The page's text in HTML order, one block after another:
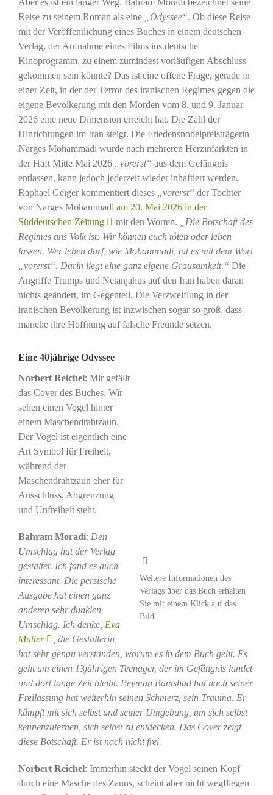
Reise zu seinem Roman als eine
„Odyssee“. Ob diese Reise
mit der Veröffentlichung eines Buches in einem deutschen
Verlag, der Aufnahme eines Films ins deutsche
Kinoprogramm, zu einem zumindest vorläufigen Abschluss
gekommen sein könnte? Das ist eine offene Frage, gerade in
einer Zeit, in der der Terror des iranischen Regimes gegen die
eigene Bevölkerung mit den Morden vom 8. und 9. Januar
2026 eine neue Dimension erreicht hat. Die Zahl der
Hinrichtungen im Iran steigt. Die Friedensnobelpreisträgerin
Narges Mohammadi wurde nach mehreren Herzinfarkten in
der Haft Mitte Mai 2026
„vorerst“ aus dem Gefängnis
entlassen, kann jedoch jederzeit wieder inhaftiert werden.
Raphael Geiger kommentiert dieses
„vorerst“ der Tochter
von Narges Mohammadi am 20. Mai 2026 in der
Süddeutschen Zeitung
mit den Worten.
„Die Botschaft des
Regimes ans Volk ist: Wir können euch töten oder leben
lassen. Wer leben darf, wie Mohammadi, tut es mit dem Wort
„vorerst“. Darin liegt eine ganz eigene Grausamkeit.“ Die
Angriffe Trumps und Netanjahus auf den Iran haben daran
nichts geändert, im Gegenteil. Die Verzweiflung in der
iranischen Bevölkerung ist inzwischen sogar so groß, dass
manche ihre Hoffnung auf falsche Freunde setzen.
Eine 40jährige Odyssee
Weitere Informationen des
Verlags über das Buch erhalten
Sie mit einem Klick auf das
Bild.
Norbert Reichel: Mir gefällt
das Cover des Buches. Wir
sehen einen Vogel hinter
einem Maschendrahtzaun.
Der Vogel ist eigentlich eine
Art Symbol für Freiheit,
während der
Maschendrahtzaun eher für
Ausschluss, Abgrenzung
und Unfreiheit steht.
Bahram Moradi: Den
Umschlag hat der Verlag
gestaltet. Ich fand es auch
interessant. Die persische
Ausgabe hat einen ganz
anderen sehr dunklen
Umschlag. Ich denke, Eva
Mutter
, die Gestalterin,
hat sehr genau verstanden, worum es in dem Buch geht. Es
geht um einen 13jährigen Teenager, der im Gefängnis landet
und dort lange Zeit bleibt. Peyman Bamshad hat nach seiner
Freilassung hat weiterhin seinen Schmerz, sein Trauma. Er
kämpft mit sich selbst und seiner Umgebung, um sich selbst
kennenzulernen, sich selbst zu entdecken. Das Cover zeigt
diese Botschaft. Er ist noch nicht frei.
Norbert Reichel: Immerhin steckt der Vogel seinen Kopf
durch eine Masche des Zauns, scheint aber nicht wegfliegen